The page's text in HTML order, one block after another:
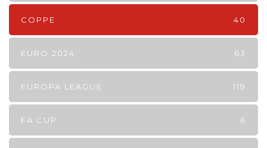
COPPE 40
EURO 2024 63
EUROPA LEAGUE 119
FA CUP 6